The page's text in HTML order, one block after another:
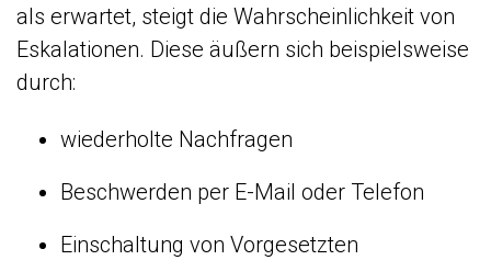
als erwartet, steigt die Wahrscheinlichkeit von
Eskalationen. Diese äußern sich beispielsweise
durch:
wiederholte Nachfragen
Beschwerden per E-Mail oder Telefon
Einschaltung von Vorgesetzten